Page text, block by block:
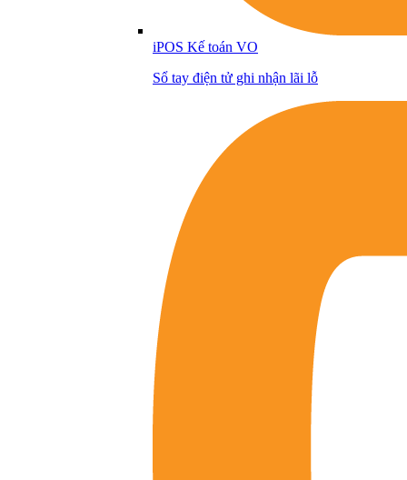
iPOS Kế toán VO
Sổ tay điện tử ghi nhận lãi lỗ